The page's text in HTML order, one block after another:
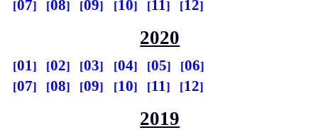
07 08 09 10 11 12
2020
01 02 03 04 05
06
07
08 09 10 11 12
2019